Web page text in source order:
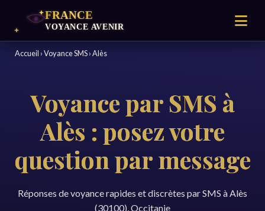
Accueil ›Voyance SMS›Alès
Voyance par SMS à
Alès : posez votre
question par message
Réponses de voyance rapides et discrètes par SMS à Alès
(30100), Occitanie